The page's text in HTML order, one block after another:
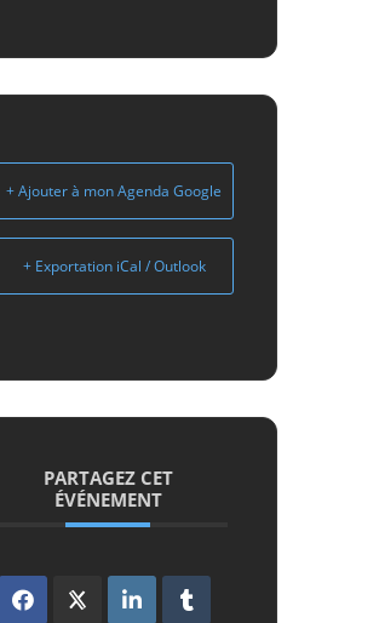
+ Ajouter à mon Agenda Google
+ Exportation iCal / Outlook
PARTAGEZ CET
ÉVÉNEMENT